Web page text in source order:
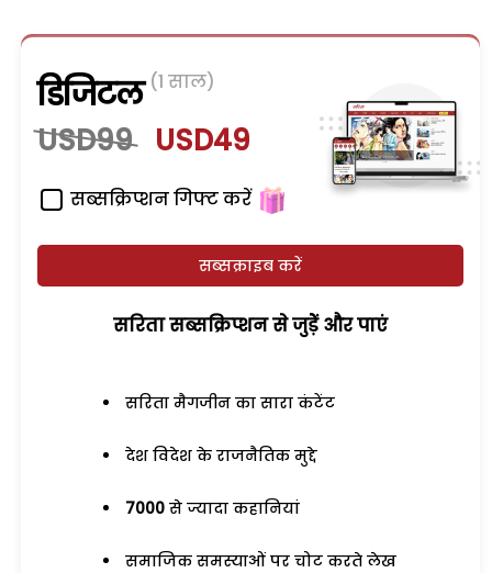
डिजिटल (1 साल)
USD99 USD49
सब्सक्रिप्शन गिफ्ट करें
सब्सक्राइब करें
सरिता सब्सक्रिप्शन से जुड़ेें और पाएं
सरिता मैगजीन का सारा कंटेंट
देश विदेश के राजनैतिक मुद्दे
7000 से ज्यादा कहानियां
समाजिक समस्याओं पर चोट करते लेख